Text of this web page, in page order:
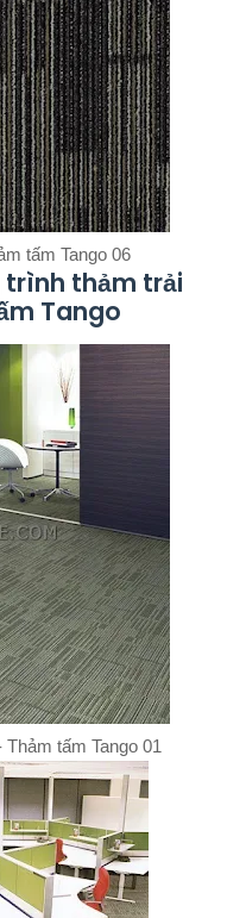
tấm Tango 06
trình thảm trải
Tango
tấm Tango 01